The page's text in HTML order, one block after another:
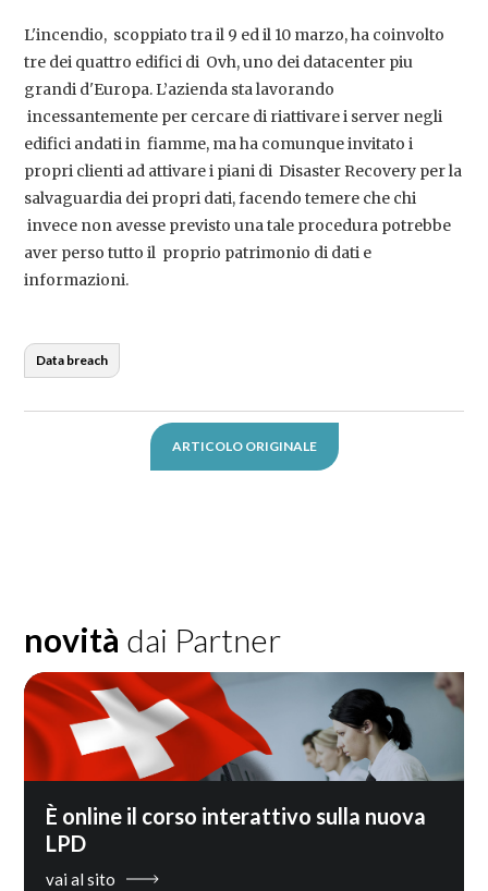
L'incendio, scoppiato tra il 9 ed il 10 marzo, ha coinvolto
tre dei quattro edifici di Ovh, uno dei datacenter piu
grandi d'Europa. L’azienda sta lavorando
incessantemente per cercare di riattivare i server negli
edifici andati in fiamme, ma ha comunque invitato i
propri clienti ad attivare i piani di Disaster Recovery per la
salvaguardia dei propri dati, facendo temere che chi
invece non avesse previsto una tale procedura potrebbe
aver perso tutto il proprio patrimonio di dati e
informazioni.
Data breach
ARTICOLO ORIGINALE
novità dai Partner
È online il corso interattivo sulla nuova
LPD
vai al sito